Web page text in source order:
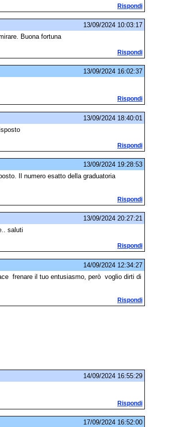
Rispondi
13/09/2024 10:03:17
Buona fortuna
Rispondi
13/09/2024 16:02:37
Rispondi
13/09/2024 18:40:01
Rispondi
13/09/2024 19:28:53
Il numero esatto della graduatoria
Rispondi
13/09/2024 20:27:21
saluti
Rispondi
14/09/2024 12:34:27
frenare il tuo entusiasmo, però voglio dirti di
Rispondi
14/09/2024 16:55:29
Rispondi
17/09/2024 16:52:00